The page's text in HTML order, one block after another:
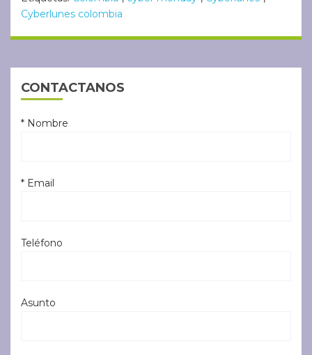
Cyberlunes colombia
CONTACTANOS
* Nombre
* Email
Teléfono
Asunto